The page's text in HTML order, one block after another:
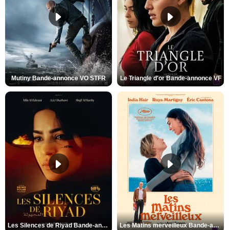
Mutiny Bande-annonce VO STFR Le Triangle d'or Bande-annonce VF
Les Silences de Riyad Bande-annonce VO STFR Les Matins merveilleux Bande-annonce VF